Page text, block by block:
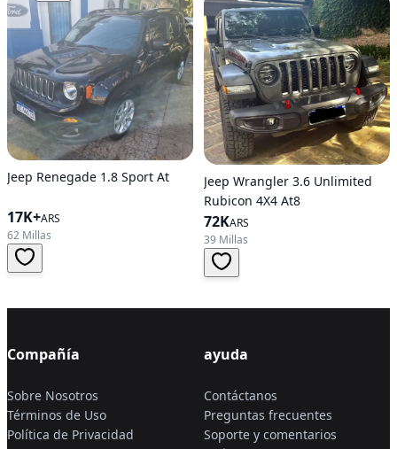
Jeep Renegade 1.8 Sport At
17K+ARS
62 Millas
Jeep Wrangler 3.6 Unlimited
Rubicon 4X4 At8
72KARS
39 Millas
Compañía
Sobre Nosotros
Términos de Uso
Política de Privacidad
ayuda
Contáctanos
Preguntas frecuentes
Soporte y comentarios